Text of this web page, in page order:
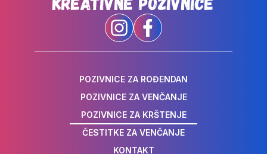
POZIVNICE ZA ROĐENDAN
POZIVNICE ZA VENČANJE
POZIVNICE ZA KRŠTENJE
ČESTITKE ZA VENČANJE
KONTAKT